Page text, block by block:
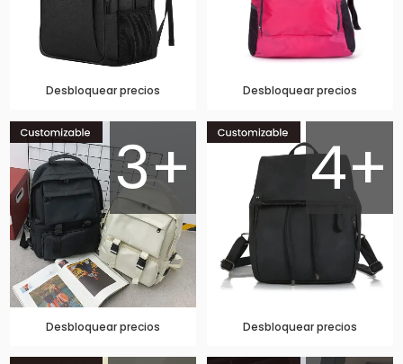
Desbloquear precios Desbloquear precios
3+
Desbloquear precios
4+
Desbloquear precios